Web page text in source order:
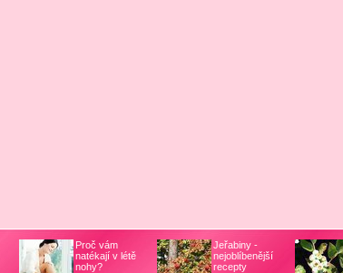
Proč vám
natékají v létě
nohy?
Jeřabiny -
nejoblíbenější
recepty